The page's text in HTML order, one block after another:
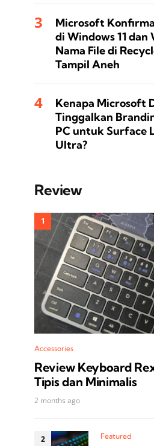
Microsoft
di Windows 11 dan
Nama File di
Tampil Aneh
Kenapa Microsoft
Tinggalkan
PC untuk Surface
Ultra?
Review
Accessories
Review Keyboard
Tipis dan Minimalis
2 months ago
Featured